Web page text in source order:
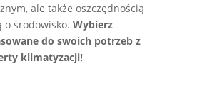
ale także oszczędnością
o środowisko. Wybierz
do swoich potrzeb z
klimatyzacji!